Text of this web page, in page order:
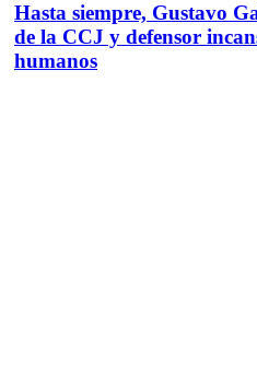
Hasta siempre, Gustavo
de la CCJ y defensor
humanos